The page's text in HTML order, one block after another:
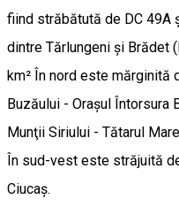
fiind străbătută de DC 49A
dintre Tărlungeni și Brădet
km² În nord este mărginită
Buzăului - Oraşul Întorsura
Munţii Siriului - Tătarul
În sud-vest este străjuită
Ciucaş.